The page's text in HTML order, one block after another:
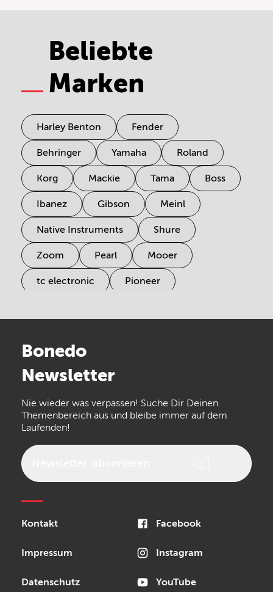
Beliebte
Marken
Harley Benton Fender
Behringer Yamaha Roland
Korg Mackie Tama Boss
Ibanez Gibson Meinl
Native Instruments Shure
Zoom Pearl Mooer
tc electronic Pioneer
Arturia
the t.bone
Walrus Audio Epiphone
Bonedo
Newsletter
Nie wieder was verpassen! Suche Dir Deinen
Themenbereich aus und bleibe immer auf dem
Laufenden!
Kontakt
Impressum
Datenschutz
Facebook
Instagram
YouTube